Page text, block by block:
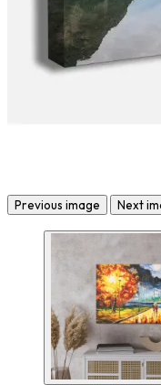
Previous image Next